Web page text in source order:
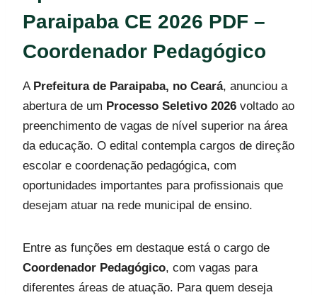
Paraipaba CE 2026 PDF –
Coordenador Pedagógico
A Prefeitura de Paraipaba, no Ceará, anunciou a
abertura de um Processo Seletivo 2026 voltado ao
preenchimento de vagas de nível superior na área
da educação. O edital contempla cargos de direção
escolar e coordenação pedagógica, com
oportunidades importantes para profissionais que
desejam atuar na rede municipal de ensino.
Entre as funções em destaque está o cargo de
Coordenador Pedagógico, com vagas para
diferentes áreas de atuação. Para quem deseja